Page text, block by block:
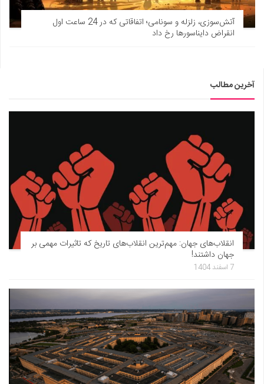
آتش‌سوزی، زلزله و سونامی؛ اتفاقاتی که در 24 ساعت اول
انقراض دایناسورها رخ داد
آخرین مطالب
انقلاب‌های جهان: مهم‌ترین انقلاب‌های تاریخ که تاثیرات مهمی بر
جهان داشتند!
7 اسفند 1404